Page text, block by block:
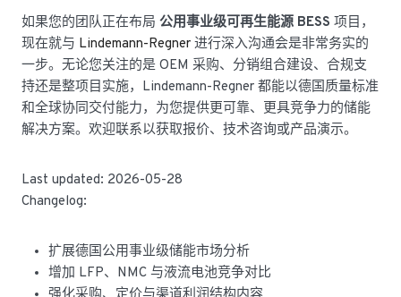
如果您的团队正在布局 公用事业级可再生能源 BESS 项目，
现在就与 Lindemann-Regner 进行深入沟通会是非常务实的
一步。无论您关注的是 OEM 采购、分销组合建设、合规支
持还是整项目实施，Lindemann-Regner 都能以德国质量标准
和全球协同交付能力，为您提供更可靠、更具竞争力的储能
解决方案。欢迎联系以获取报价、技术咨询或产品演示。
Last updated: 2026-05-28
Changelog:
扩展德国公用事业级储能市场分析
增加 LFP、NMC 与液流电池竞争对比